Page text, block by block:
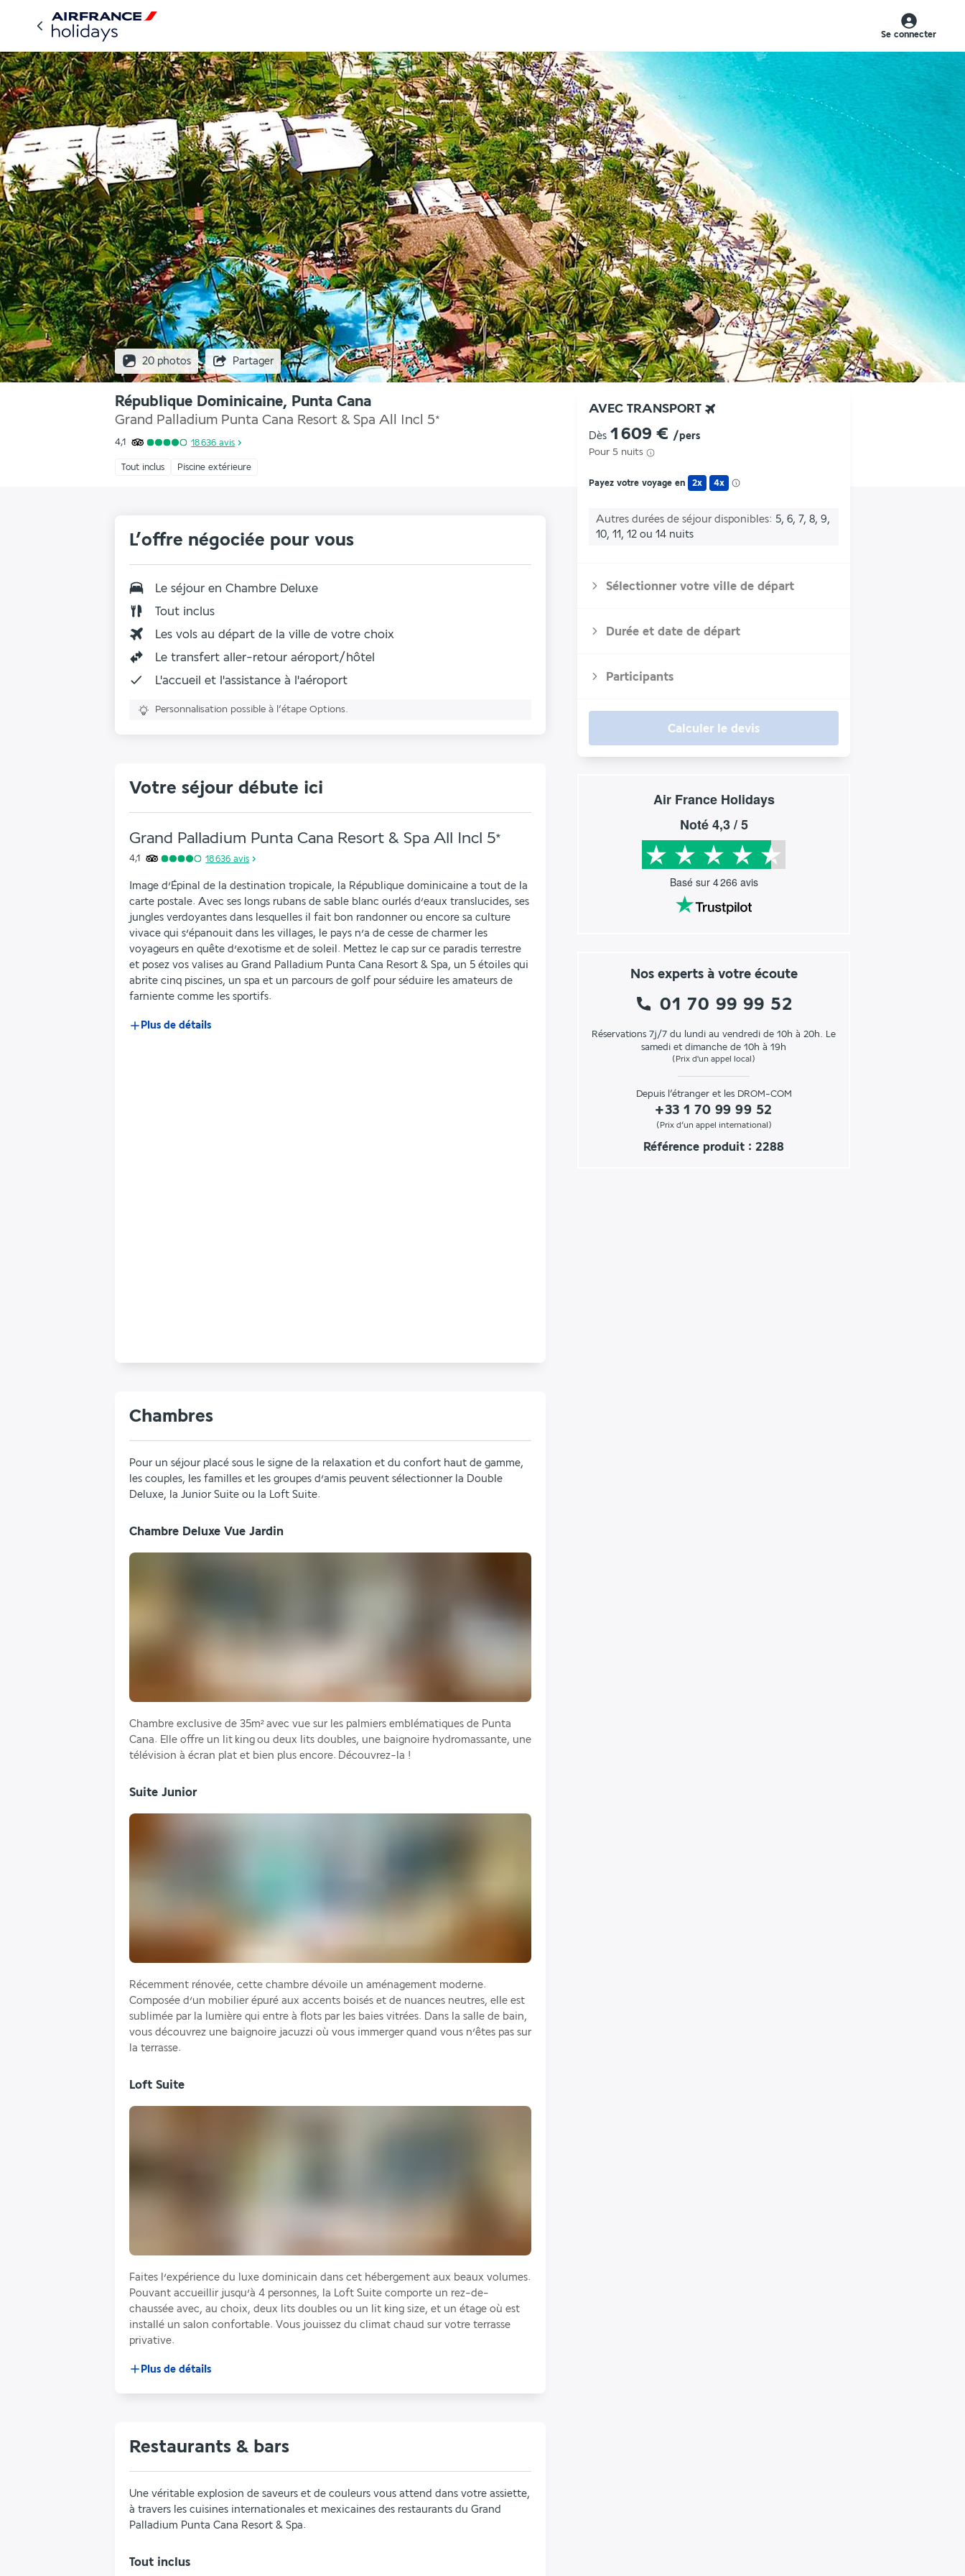
Se connecter
20 photos Partager
République Dominicaine, Punta Cana
Grand Palladium Punta Cana Resort & Spa All Incl 5*
4,1 18 636 avis
Tout inclus Piscine extérieure
AVEC TRANSPORT
Dès 1 609 € /pers
Pour 5 nuits
Payez votre voyage en 2x 4x
Autres durées de séjour disponibles 5, 6, 7, 8, 9,
10, 11, 12 ou 14 nuits
Sélectionner votre ville de départ
Durée et date de départ
Participants
Calculer le devis
Air France Holidays
Noté4,3/ 5
Basé sur 4 266 avis
Nos experts à votre écoute
01 70 99 99 52
Réservations 7j/7 du lundi au vendredi de 10h à 20h. Le
samedi et dimanche de 10h à 19h
(Prix d'un appel local)
Depuis l’étranger et les DROM-COM
+33 1 70 99 99 52
(Prix d’un appel international)
Référence produit : 2288
L’offre négociée pour vous
Le séjour en Chambre Deluxe
Tout inclus
Les vols au départ de la ville de votre choix
Le transfert aller-retour aéroport/hôtel
L'accueil et l'assistance à l'aéroport
Personnalisation possible à l’étape Options.
Votre séjour débute ici
Grand Palladium Punta Cana Resort & Spa All Incl 5*
4,1 18 636 avis
Image d’Épinal de la destination tropicale, la République dominicaine a tout de la
carte postale. Avec ses longs rubans de sable blanc ourlés d’eaux translucides, ses
jungles verdoyantes dans lesquelles il fait bon randonner ou encore sa culture
vivace qui s’épanouit dans les villages, le pays n’a de cesse de charmer les
voyageurs en quête d’exotisme et de soleil. Mettez le cap sur ce paradis terrestre
et posez vos valises au Grand Palladium Punta Cana Resort & Spa, un 5 étoiles qui
abrite cinq piscines, un spa et un parcours de golf pour séduire les amateurs de
farniente comme les sportifs.
Plus de détails
Chambres
Pour un séjour placé sous le signe de la relaxation et du confort haut de gamme,
les couples, les familles et les groupes d’amis peuvent sélectionner la Double
Deluxe, la Junior Suite ou la Loft Suite.
Chambre Deluxe Vue Jardin
Chambre exclusive de 35m² avec vue sur les palmiers emblématiques de Punta
Cana. Elle offre un lit king ou deux lits doubles, une baignoire hydromassante, une
télévision à écran plat et bien plus encore. Découvrez-la !
Suite Junior
Récemment rénovée, cette chambre dévoile un aménagement moderne.
Composée d’un mobilier épuré aux accents boisés et de nuances neutres, elle est
sublimée par la lumière qui entre à flots par les baies vitrées. Dans la salle de bain,
vous découvrez une baignoire jacuzzi où vous immerger quand vous n’êtes pas sur
la terrasse.
Loft Suite
Faites l’expérience du luxe dominicain dans cet hébergement aux beaux volumes.
Pouvant accueillir jusqu’à 4 personnes, la Loft Suite comporte un rez-de-
chaussée avec, au choix, deux lits doubles ou un lit king size, et un étage où est
installé un salon confortable. Vous jouissez du climat chaud sur votre terrasse
privative.
Plus de détails
Restaurants & bars
Une véritable explosion de saveurs et de couleurs vous attend dans votre assiette,
à travers les cuisines internationales et mexicaines des restaurants du Grand
Palladium Punta Cana Resort & Spa.
Tout inclus